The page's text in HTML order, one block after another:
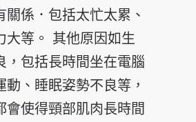
關係．包括太忙太累、
大等。 其他原因如生
，包括長時間坐在電腦
動、睡眠姿勢不良等，
會使得頸部肌肉長時間